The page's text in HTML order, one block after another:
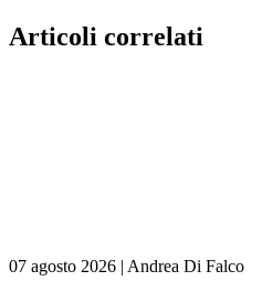
Articoli correlati
07 agosto 2026 | Andrea Di Falco